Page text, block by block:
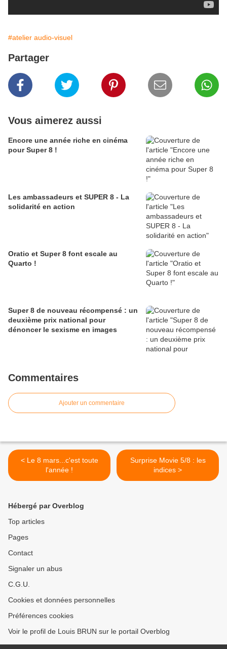
#atelier audio-visuel
Partager
Vous aimerez aussi
Encore une année riche en cinéma
pour Super 8 !
Les ambassadeurs et SUPER 8 - La
solidarité en action
Oratio et Super 8 font escale au
Quarto !
Super 8 de nouveau récompensé : un
deuxième prix national pour
dénoncer le sexisme en images
Commentaires
Ajouter un commentaire
< Le 8 mars...c'est toute
l'année !
Surprise Movie 5/8 : les
indices >
Hébergé par Overblog
Top articles
Pages
Contact
Signaler un abus
C.G.U.
Cookies et données personnelles
Préférences cookies
Voir le profil de Louis BRUN sur le portail Overblog